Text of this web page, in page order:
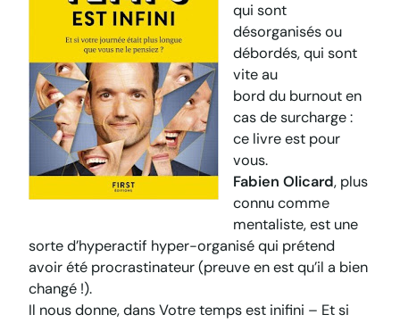
qui sont
désorganisés ou
débordés, qui sont
vite au
bord du burnouten
cas de surcharge :
ce livre est pour
vous.
Fabien Olicard, plus
connu comme
mentaliste, est une
sorte d’hyperactif hyper-organisé qui prétend
avoir été procrastinateur (preuve en est qu’il a bien
changé !).
Il nous donne, dansVotre temps est inifini – Et si